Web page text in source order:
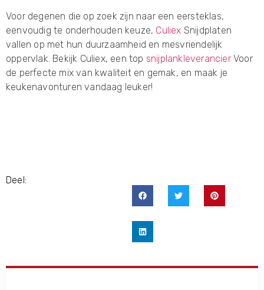
Voor degenen die op zoek zijn naar een eersteklas,
eenvoudig te onderhouden keuze, Culiex Snijdplaten
vallen op met hun duurzaamheid en mesvriendelijk
oppervlak. Bekijk Culiex, een top snijplankleverancierVoor
de perfecte mix van kwaliteit en gemak, en maak je
keukenavonturen vandaag leuker!
Deel: